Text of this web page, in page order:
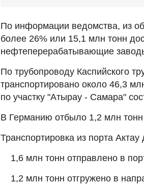
По информации ведомства, из
более 26% или 15,1 млн тонн
нефтеперерабатывающие
По трубопроводу Каспийского
транспортировано около 46,3
по участку "Атырау - Самара"
В Германию отбыло 1,2 млн тонн
Транспортировка из порта
1,6 млн тонн отправлено в
1,2 млн тонн отгружено в